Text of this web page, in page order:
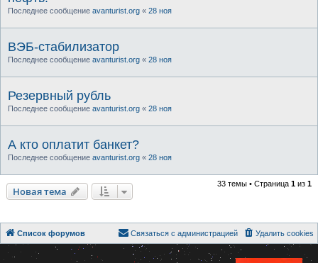
Последнее сообщение avanturist.org « 28 ноя
ВЭБ-стабилизатор
Последнее сообщение avanturist.org « 28 ноя
Резервный рубль
Последнее сообщение avanturist.org « 28 ноя
А кто оплатит банкет?
Последнее сообщение avanturist.org « 28 ноя
Новая тема
33 темы • Страница 1 из 1
Список форумов Удалить cookies
Связаться с администрацией